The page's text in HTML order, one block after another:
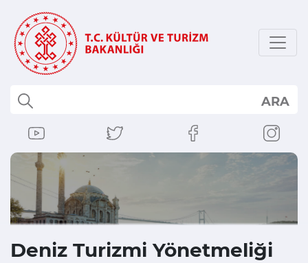
ARA
Deniz Turizmi Yönetmeliği